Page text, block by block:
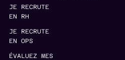
JE RECRUTE
EN RH
JE RECRUTE
EN OPS
ÉVALUEZ MES